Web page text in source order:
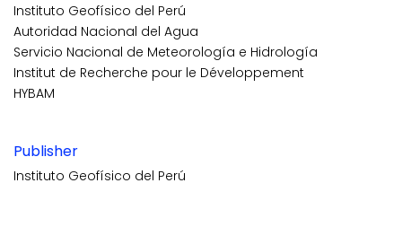
Instituto Geofísico del Perú
Autoridad Nacional del Agua
Servicio Nacional de Meteorología e Hidrología
Institut de Recherche pour le Développement
HYBAM
Publisher
Instituto Geofísico del Perú